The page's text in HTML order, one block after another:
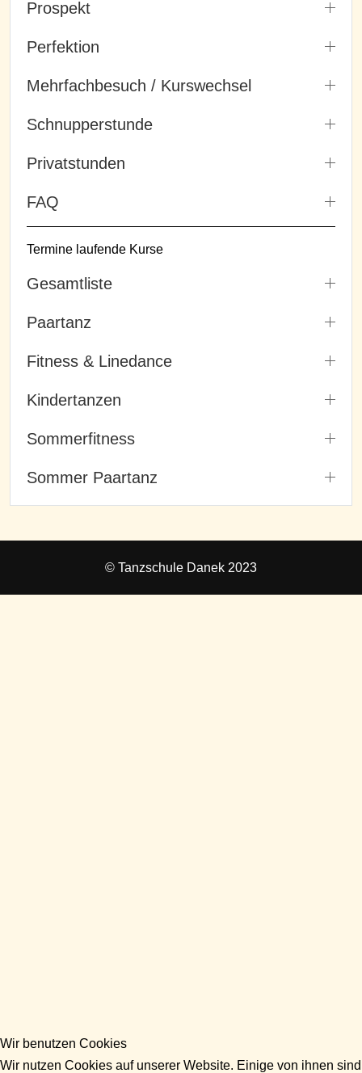
Prospekt
Perfektion
Mehrfachbesuch / Kurswechsel
Schnupperstunde
Privatstunden
FAQ
Termine laufende Kurse
Gesamtliste
Paartanz
Fitness & Linedance
Kindertanzen
Sommerfitness
Sommer Paartanz
© Tanzschule Danek 2023
Wir benutzen Cookies
Wir nutzen Cookies auf unserer Website. Einige von ihnen sind